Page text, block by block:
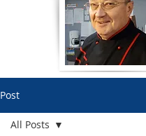
Post
All Posts